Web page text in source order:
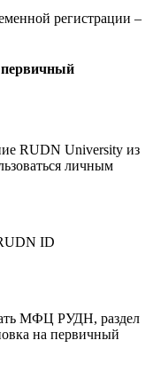
регистрации –
первичный
RUDN University из
личным
ID
МФЦ РУДН, раздел
на первичный